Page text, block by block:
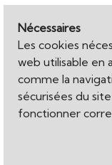
Nécessaires
Les cookies
web utilisable en
comme la
sécurisées du
fonctionner